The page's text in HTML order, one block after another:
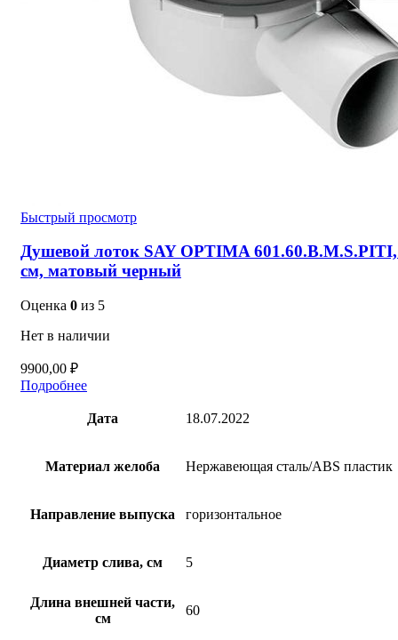
Быстрый просмотр
Душевой лоток SAY OPTIMA
см, матовый черный
Оценка 0 из 5
Нет в наличии
9900,00 ₽
Подробнее
Дата 18.07.2022
Материал желоба Нержавеющая сталь/ABS пластик
Направление выпуска горизонтальное
Диаметр слива, см 5
Длина внешней части,
см
60